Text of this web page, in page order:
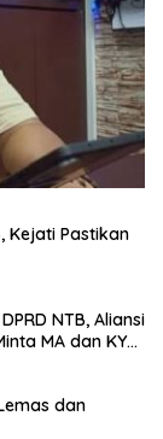
Kejati Pastikan
NTB, Aliansi
MA dan KY
dan